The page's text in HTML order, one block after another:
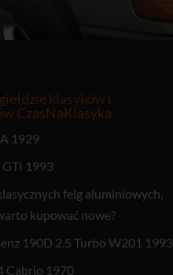
klasyków i
CzasNaKlasyka
1929
1993
felg aluminiowych,
kupować nowe?
190D 2.5 Turbo W201 1993
Cabrio 1970